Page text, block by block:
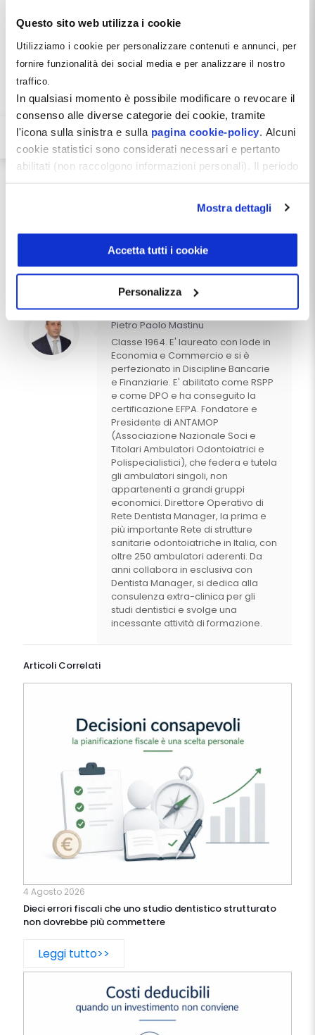
Questo sito web utilizza i cookie
Utilizziamo i cookie per personalizzare contenuti e annunci, per
fornire funzionalità dei social media e per analizzare il nostro
traffico.
In qualsiasi momento è possibile modificare o revocare il
consenso alle diverse categorie dei cookie, tramite
l'icona sulla sinistra e sulla pagina cookie-policy . Alcuni
cookie statistici sono considerati necessari e pertanto
abilitati (non raccolgono informazioni personali). Il periodo
indirizzo:dentistamanager.it/contatti-dentista-
Chiudendo questo banner tramite apposita X in alto a
Mostra dettagli
Accetta tutti i cookie
Personalizza
approfondire le tematiche di
questo articolo, iscriviti al
Corso Management 2026 di
Dentista Manager.
Troverai tutti le informazioni
di dettaglio al seguente link
Corso Management Odontoiatrico
Condividi
FacebookPinterest
X LinkedInEmail WhatsApp
Pietro Paolo Mastinu
Classe 1964. E' laureato con lode in
Economia e Commercio e si è
perfezionato in Discipline Bancarie
e Finanziarie. E' abilitato come RSPP
e come DPO e ha conseguito la
certificazione EFPA. Fondatore e
Presidente di ANTAMOP
(Associazione Nazionale Soci e
Titolari Ambulatori Odontoiatrici e
Polispecialistici), che federa e tutela
gli ambulatori singoli, non
appartenenti a grandi gruppi
economici. Direttore Operativo di
Rete Dentista Manager, la prima e
più importante Rete di strutture
sanitarie odontoiatriche in Italia, con
oltre 250 ambulatori aderenti. Da
anni collabora in esclusiva con
Dentista Manager, si dedica alla
consulenza extra-clinica per gli
studi dentistici e svolge una
incessante attività di formazione.
Articoli Correlati
4 Agosto 2026
Dieci errori fiscali che uno studio dentistico strutturato
non dovrebbe più commettere
Leggi tutto>>